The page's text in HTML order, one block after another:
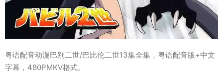
粤语配音动漫巴别二世/巴比伦二世13集全集，粤语配音版+中文
字幕，480PMKV格式。